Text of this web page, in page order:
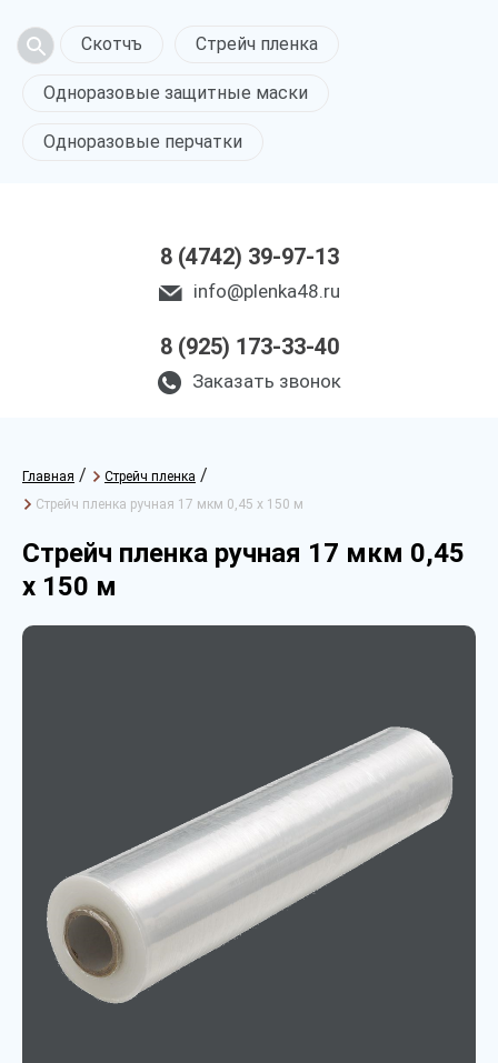
Скотчъ Стрейч пленка
Одноразовые защитные маски
Одноразовые перчатки
8 (4742) 39-97-13
info@plenka48.ru
8 (925) 173-33-40
Заказать звонок
Главная / Стрейч пленка /
Стрейч пленка ручная 17 мкм 0,45 х 150 м
Стрейч пленка ручная 17 мкм 0,45
х 150 м